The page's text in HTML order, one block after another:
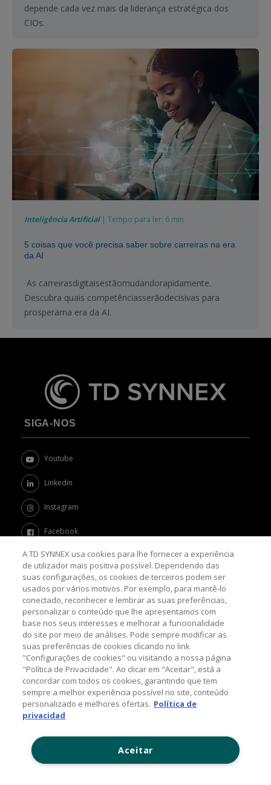
depende cada vez mais da liderança estratégica dos
CIOs.
Inteligência Artificial| Tempo para ler: 6 min
5 coisas que você precisa saber sobre carreiras na era
da AI
As carreirasdigitaisestãomudandorapidamente.
Descubra quais competênciasserãodecisivas para
prosperarna era da AI.
SIGA-NOS
Youtube
Linkedin
Instagram
Facebook
Twitter
Channel Academy
SOBRE O BLOG
Nosso objetivo é levar até você as principais informações e
tendências sobre o mercado de TI, com a missão de mantê-lo
atualizado sobre as últimas novidades do universo da tecnologia.
© 2026 TD SYNNEX Corporation, 44201 Nobel Drive,
Fremont, CA 94538, USA, Tel: +1 954 308 0570
Contato: (11) 5525-7300
www.tdsynnex.com
A TD SYNNEX usa cookies para lhe fornecer a experiência
de utilizador mais positiva possível. Dependendo das
suas configurações, os cookies de terceiros podem ser
usados por vários motivos. Por exemplo, para mantê-lo
conectado, reconhecer e lembrar as suas preferências,
personalizar o conteúdo que lhe apresentamos com
base nos seus interesses e melhorar a funcionalidade
do site por meio de análises. Pode sempre modificar as
suas preferências de cookies clicando no link
"Configurações de cookies" ou visitando a nossa página
"Política de Privacidade". Ao clicar em "Aceitar", está a
concordar com todos os cookies, garantindo que tem
sempre a melhor experiência possível no site, conteúdo
personalizado e melhores ofertas. Política de
privacidad
Aceitar